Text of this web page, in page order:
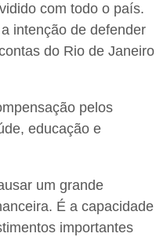
com todo o país.
intenção de defender
do Rio de Janeiro
pelos
educação e
um grande
É a capacidade
importantes